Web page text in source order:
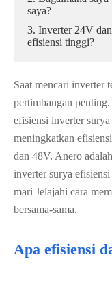
saya?
3. Inverter 24V
efisiensi tinggi?
Saat mencari inverter
pertimbangan
efisiensi inverter
meningkatkan
dan 48V. Anero
inverter surya
mari Jelajahi cara
bersama-sama.
Apa efisiensi